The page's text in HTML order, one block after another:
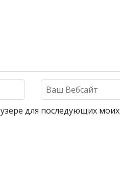
для последующих моих